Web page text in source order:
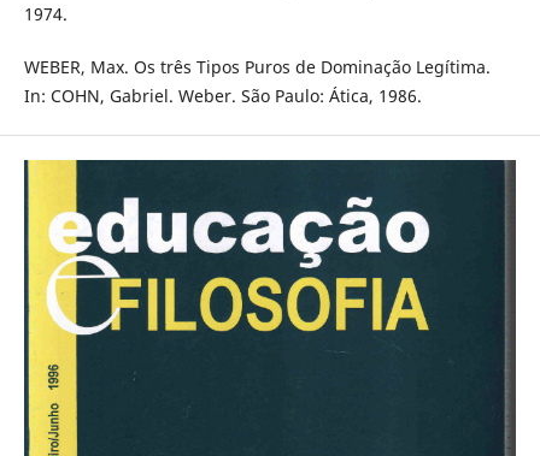
1974.
WEBER, Max. Os três Tipos Puros de Dominação Legítima.
In: COHN, Gabriel. Weber. São Paulo: Ática, 1986.